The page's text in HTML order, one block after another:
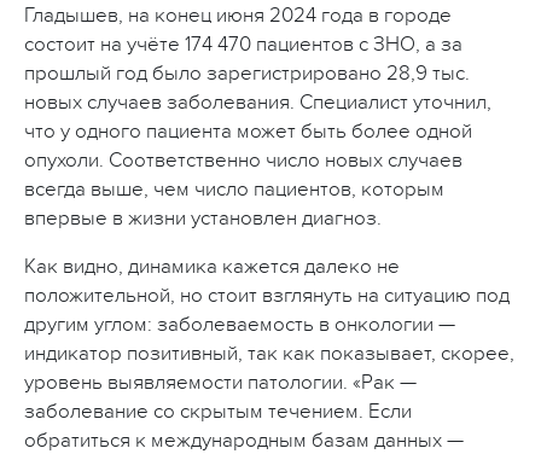
Гладышев, на конец июня 2024 года в городе
состоит на учёте 174 470 пациентов с ЗНО, а за
прошлый год было зарегистрировано 28,9 тыс.
новых случаев заболевания. Специалист уточнил,
что у одного пациента может быть более одной
опухоли. Соответственно число новых случаев
всегда выше, чем число пациентов, которым
впервые в жизни установлен диагноз.
Как видно, динамика кажется далеко не
положительной, но стоит взглянуть на ситуацию под
другим углом: заболеваемость в онкологии —
индикатор позитивный, так как показывает, скорее,
уровень выявляемости патологии. «Рак —
заболевание со скрытым течением. Если
обратиться к международным базам данных —